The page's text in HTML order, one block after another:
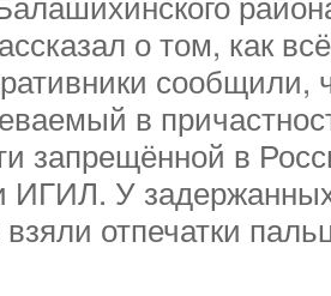
о том, как
сообщили,
в
запрещённой в
ИГИЛ. У
отпечатки